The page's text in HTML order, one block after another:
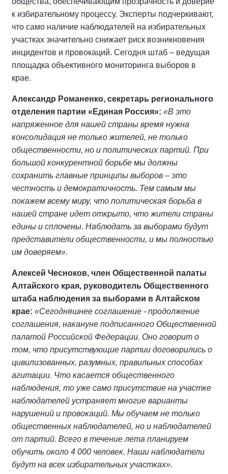
к избирательному процессу. Эксперты подчеркивают,
что само наличие наблюдателей на избирательных
участках значительно снижает риск возникновения
инцидентов и провокаций. Сегодня штаб – ведущая
площадка объективного мониторинга выборов в
крае.
Александр Романенко, секретарь регионального
отделения партии «Единая Россия»: «В это
напряженное для нашей страны время нужна
консолидация не только жителей, не только
общественности, но и политических партий. При
большой конкурентной борьбе мы должны
сохранить главные принципы выборов – это
честность и демократичность. Тем самым мы
покажем всему миру, что политическая борьба в
нашей стране идет открыто, что жители страны
едины и сплочены. Наблюдать за выборами будут
представители общественности, и мы полностью
им доверяем».
Алексей Чесноков, член Общественной палаты
Алтайского края, руководитель Общественного
штаба наблюдения за выборами в Алтайском
крае: «Сегодняшнее соглашение - продолжение
соглашения, накануне подписанного Общественной
палатой Российской Федерации. Оно говорит о
том, что присутствующие партии договорились о
цивилизованных, разумных, правильных способах
агитации. Что касается общественного
наблюдения, то уже само присутствие на участке
наблюдателей устраняет многие варианты
нарушений и провокаций. Мы обучаем не только
общественных наблюдателей, но и наблюдателей
от партий. Всего в течение лета планируем
обучить около 4 000 человек. Наши наблюдатели
будут на всех избирательных участках».